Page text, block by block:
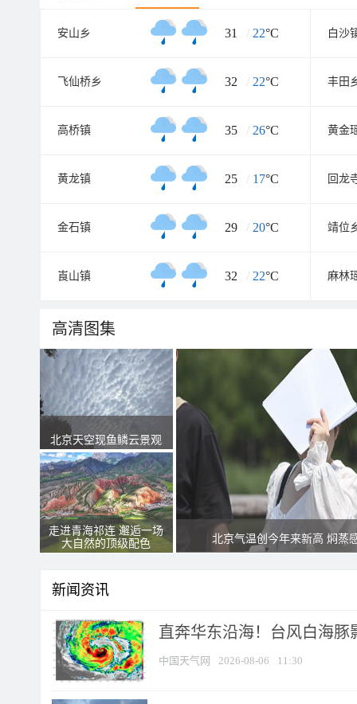
安山乡 31 / 22°C 白沙
飞仙桥乡 32 / 22°C 丰田
高桥镇 35 / 26°C 黄金
黄龙镇 25 / 17°C 回龙
金石镇 29 / 20°C 靖位
崀山镇 32 / 22°C 麻林
高清图集
北京天空现鱼鳞云景观
走进青海祁连 邂逅一场
大自然的顶级配色
北京气温创今年来新高 焖蒸
新闻资讯
直奔华东沿海！台风白海豚
中国天气网 2026-08-06 11:30